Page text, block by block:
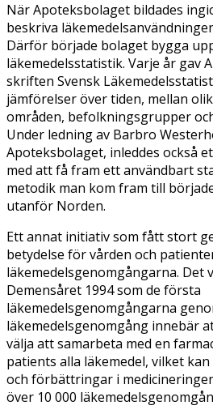
När Apoteksbolaget bildades
beskriva
Därför började bolaget bygga
läkemedelsstatistik. Varje år gav
skriften Svensk
jämförelser över tiden, mellan
områden, befolkningsgrupper
Under ledning av Barbro
Apoteksbolaget, inleddes också
med att få fram ett användbart
metodik man kom fram till
utanför Norden.
Ett annat initiativ som fått stort
betydelse för vården och
läkemedelsgenomgångarna. Det
Demensåret 1994 som de första
läkemedelsgenomgångarna
läkemedelsgenomgång innebär
välja att samarbeta med en
patients alla läkemedel, vilket
och förbättringar i
över 10 000